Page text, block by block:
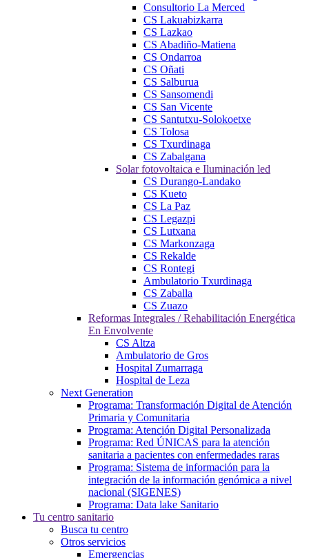
Consultorio La Merced
CS Lakuabizkarra
CS Lazkao
CS Abadiño-Matiena
CS Ondarroa
CS Oñati
CS Salburua
CS Sansomendi
CS San Vicente
CS Santutxu-Solokoetxe
CS Tolosa
CS Txurdinaga
CS Zabalgana
Solar fotovoltaica e Iluminación led
CS Durango-Landako
CS Kueto
CS La Paz
CS Legazpi
CS Lutxana
CS Markonzaga
CS Rekalde
CS Rontegi
Ambulatorio Txurdinaga
CS Zaballa
CS Zuazo
Reformas Integrales / Rehabilitación Energética
En Envolvente
CS Altza
Ambulatorio de Gros
Hospital Zumarraga
Hospital de Leza
Next Generation
Programa: Transformación Digital de Atención
Primaria y Comunitaria
Programa: Atención Digital Personalizada
Programa: Red ÚNICAS para la atención
sanitaria a pacientes con enfermedades raras
Programa: Sistema de información para la
integración de la información genómica a nivel
nacional (SIGENES)
Programa: Data lake Sanitario
Tu centro sanitario
Busca tu centro
Otros servicios
Emergencias